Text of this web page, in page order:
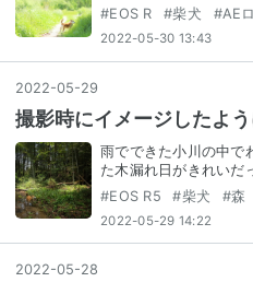
#EOS R #柴犬 #AE
2022-05-30 13:43
2022-05-29
撮影時にイメージしたよ
雨でできた小川の中で
た木漏れ日がきれいだ
#EOS R5 #柴犬 #森
2022-05-29 14:22
2022-05-28